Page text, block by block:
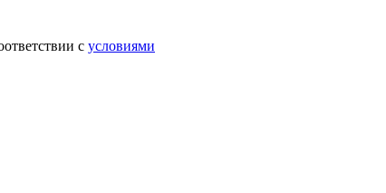
с условиями